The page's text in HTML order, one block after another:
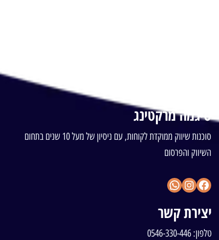
סיגמה מרקטינג
סוכנות שיווק ממוקדת לקוחות, עם ניסיון של מעל 10 שנים בתחום
השיווק והפרסום
יצירת קשר
טלפון: 0546-330-446